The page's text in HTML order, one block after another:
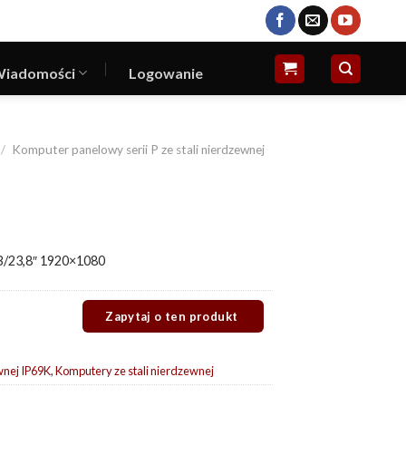
Logowanie
/ Komputer panelowy serii P ze stali nierdzewnej
23,8″ 1920×1080
IP69K,Komputery ze stali nierdzewnej